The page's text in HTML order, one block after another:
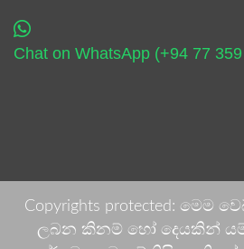
Chat on WhatsApp (+94 77
Copyrights protected: මෙම
ලබන කිනම් හෝ දෙයකින්